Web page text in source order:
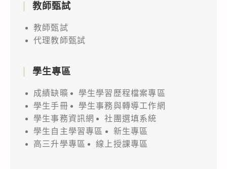
教師甄試
教師甄試
代理教師甄試
學生專區
成績缺曠
學生學習歷程檔案專區
學生手冊
學生事務與轉導工作網
學生事務資訊網
社團選填系統
學生自主學習專區
新生專區
高三升學專區
線上授課專區